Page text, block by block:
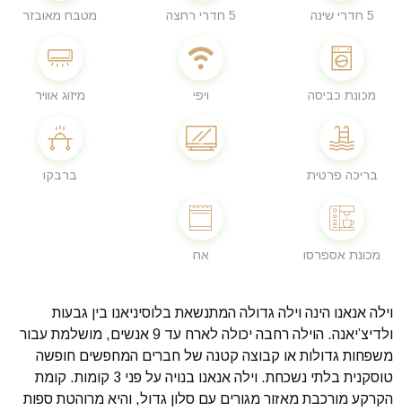
5 חדרי שינה 5 חדרי רחצה מטבח מאובזר
מכונת כביסה ויפי מיזוג אוויר
בריכה פרטית ברבקו
מכונת אספרסו אח
וילה אנאנו הינה וילה גדולה המתנשאת בלוסיניאנו בין גבעות
ולדיצ’יאנה. הוילה רחבה יכולה לארח עד 9 אנשים, מושלמת עבור
משפחות גדולות או קבוצה קטנה של חברים המחפשים חופשה
טוסקנית בלתי נשכחת. וילה אנאנו בנויה על פני 3 קומות. קומת
הקרקע מורכבת מאזור מגורים עם סלון גדול, והיא מרוהטת ספות